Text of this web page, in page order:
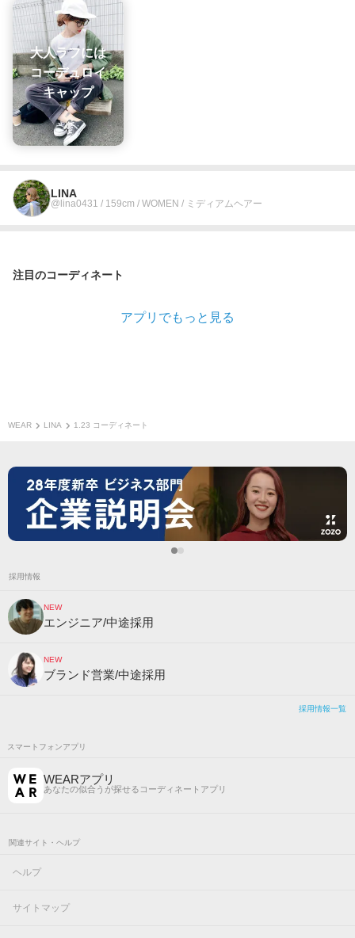
大人ラフには
コーデュロイ
キャップ
LINA
@lina0431 / 159cm / WOMEN / ミディアムヘアー
注目のコーディネート
アプリでもっと見る
WEAR LINA 1.23 コーディネート
採用情報
NEW
エンジニア/中途採用
NEW
ブランド営業/中途採用
採用情報一覧
スマートフォンアプリ
WEARアプリ
あなたの似合うが探せるコーディネートアプリ
関連サイト・ヘルプ
ヘルプ
サイトマップ